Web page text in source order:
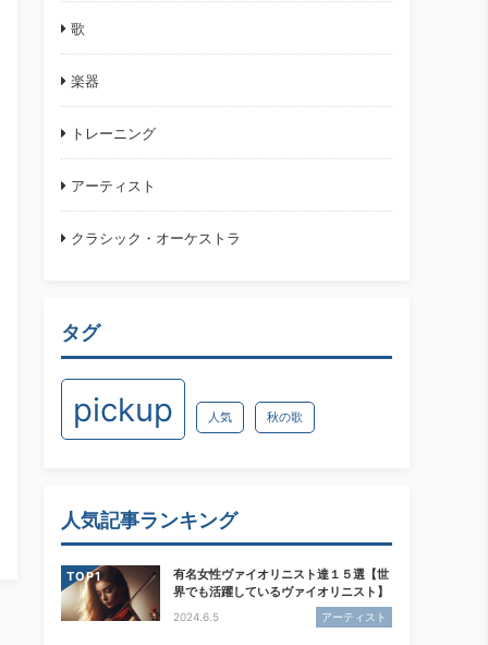
歌
楽器
トレーニング
アーティスト
クラシック・オーケストラ
タグ
pickup 人気 秋の歌
人気記事ランキング
TOP
有名女性ヴァイオリニスト達１５選【世
界でも活躍しているヴァイオリニスト】
2024.6.5 アーティスト